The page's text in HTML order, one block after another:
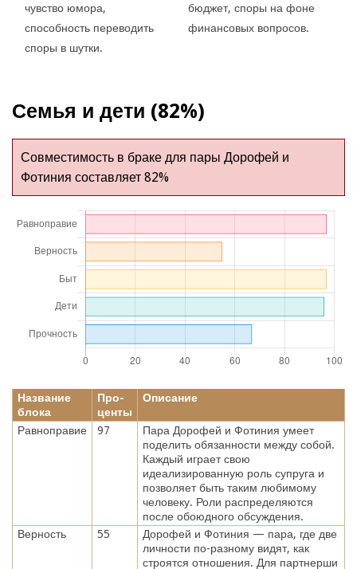
чувство юмора,
способность переводить
споры в шутки.
бюджет, споры на фоне
финансовых вопросов.
Семья и дети (82%)
Совместимость в браке для пары Дорофей и
Фотиния составляет 82%
Название
блока
Про-
центы
Описание
Равноправие 97
Пара Дорофей и Фотиния умеет
поделить обязанности между собой.
Каждый играет свою
идеализированную роль супруга и
позволяет быть таким любимому
человеку. Роли распределяются
после обоюдного обсуждения.
Верность
55
Дорофей и Фотиния — пара, где две
личности по-разному видят, как
строятся отношения. Для партнерши